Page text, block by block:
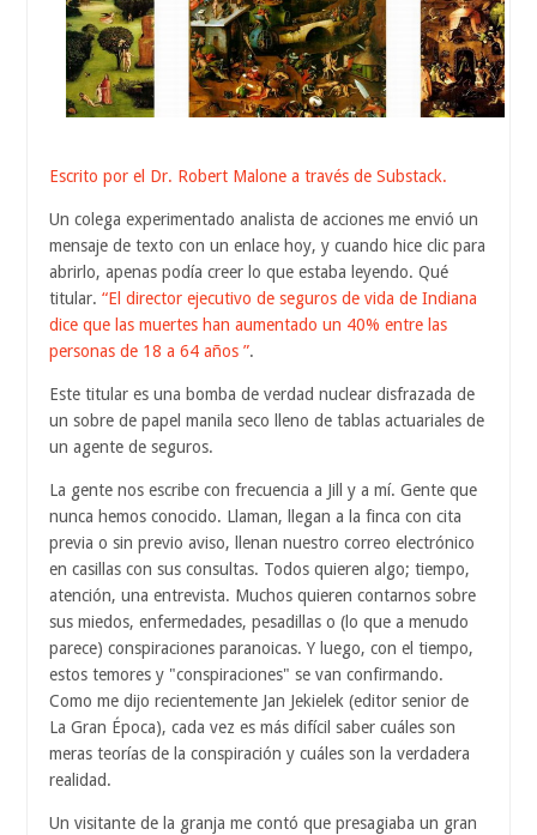
Escrito por el Dr. Robert Malone a través de Substack.
Un colega experimentado analista de acciones me envió un
mensaje de texto con un enlace hoy, y cuando hice clic para
abrirlo, apenas podía creer lo que estaba leyendo. Qué
titular. “El director ejecutivo de seguros de vida de Indiana
dice que las muertes han aumentado un 40% entre las
personas de 18 a 64 años ”.
Este titular es una bomba de verdad nuclear disfrazada de
un sobre de papel manila seco lleno de tablas actuariales de
un agente de seguros.
La gente nos escribe con frecuencia a Jill y a mí. Gente que
nunca hemos conocido. Llaman, llegan a la finca con cita
previa o sin previo aviso, llenan nuestro correo electrónico
en casillas con sus consultas. Todos quieren algo; tiempo,
atención, una entrevista. Muchos quieren contarnos sobre
sus miedos, enfermedades, pesadillas o (lo que a menudo
parece) conspiraciones paranoicas. Y luego, con el tiempo,
estos temores y "conspiraciones" se van confirmando.
Como me dijo recientemente Jan Jekielek (editor senior de
La Gran Época), cada vez es más difícil saber cuáles son
meras teorías de la conspiración y cuáles son la verdadera
realidad.
Un visitante de la granja me contó que presagiaba un gran